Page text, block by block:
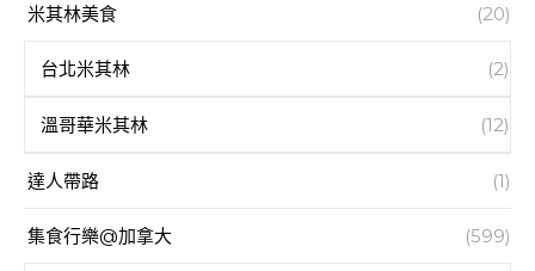
米其林美食 (20)
台北米其林 (2)
溫哥華米其林 (12)
達人帶路 (1)
集食行樂@加拿大 (599)